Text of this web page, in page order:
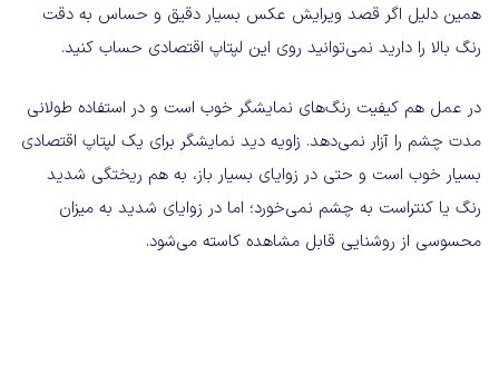
همین دلیل اگر قصد ویرایش عکس بسیار دقیق و حساس به دقت
رنگ بالا را دارید نمی‌توانید روی این لپتاپ اقتصادی حساب کنید.
در عمل هم کیفیت رنگ‌های نمایشگر خوب است و در استفاده طولانی
مدت چشم را آزار نمی‌دهد. زاویه دید نمایشگر برای یک لپتاپ اقتصادی
بسیار خوب است و حتی در زوایای بسیار باز، به هم ریختگی شدید
رنگ‌ یا کنتراست به چشم نمی‌خورد؛ اما در زوایای شدید به میزان
محسوسی از روشنایی قابل مشاهده کاسته می‌شود.